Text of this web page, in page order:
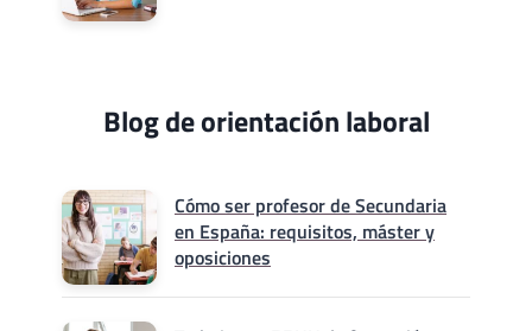
Blog de orientación laboral
Cómo ser profesor de Secundaria
en España: requisitos, máster y
oposiciones